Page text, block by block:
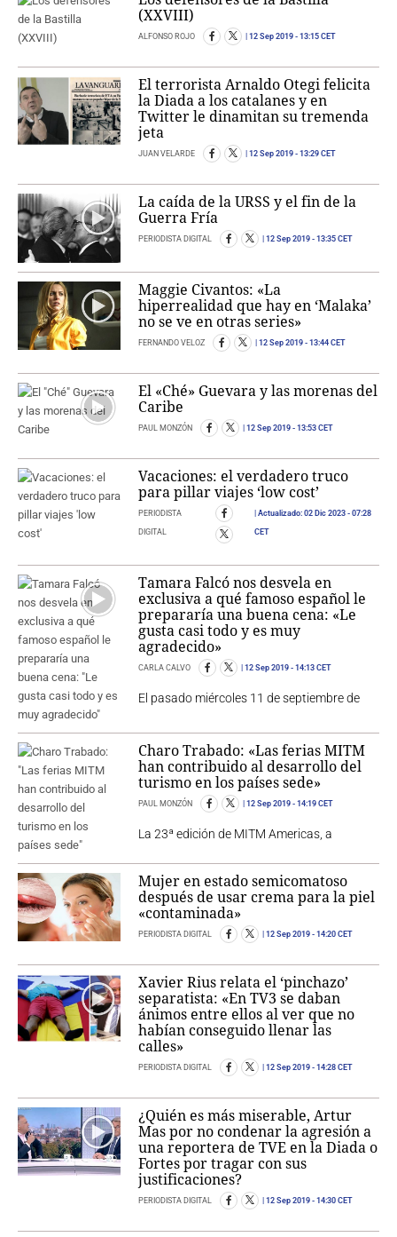
(XXVIII)
ALFONSO ROJO 12 Sep 2019 - 13:15 CET
El terrorista Arnaldo Otegi felicita
la Diada a los catalanes y en
Twitter le dinamitan su tremenda
jeta
JUAN VELARDE 12 Sep 2019 - 13:29 CET
La caída de la URSS y el fin de la
Guerra Fría
PERIODISTA DIGITAL 12 Sep 2019 - 13:35 CET
Maggie Civantos: «La
hiperrealidad que hay en ‘Malaka’
no se ve en otras series»
FERNANDO VELOZ 12 Sep 2019 - 13:44 CET
El «Ché» Guevara y las morenas del
Caribe
PAUL MONZÓN 12 Sep 2019 - 13:53 CET
Vacaciones: el verdadero truco
para pillar viajes ‘low cost’
PERIODISTA
DIGITAL
Actualizado: 02 Dic 2023- 07:28
CET
Tamara Falcó nos desvela en
exclusiva a qué famoso español le
prepararía una buena cena: «Le
gusta casi todo y es muy
agradecido»
CARLA CALVO 12 Sep 2019 - 14:13 CET
El pasado miércoles 11 de septiembre de
Charo Trabado: «Las ferias MITM
han contribuido al desarrollo del
turismo en los países sede»
PAUL MONZÓN 12 Sep 2019 - 14:19 CET
La 23ª edición de MITM Americas, a
Mujer en estado semicomatoso
después de usar crema para la piel
«contaminada»
PERIODISTA DIGITAL 12 Sep 2019 - 14:20 CET
Xavier Rius relata el ‘pinchazo’
separatista: «En TV3 se daban
ánimos entre ellos al ver que no
habían conseguido llenar las
calles»
PERIODISTA DIGITAL 12 Sep 2019 - 14:28 CET
¿Quién es más miserable, Artur
Mas por no condenar la agresión a
una reportera de TVE en la Diada o
Fortes por tragar con sus
justificaciones?
PERIODISTA DIGITAL 12 Sep 2019 - 14:30 CET